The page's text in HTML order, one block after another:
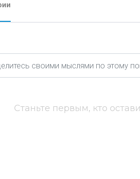
Станьте первым, кто